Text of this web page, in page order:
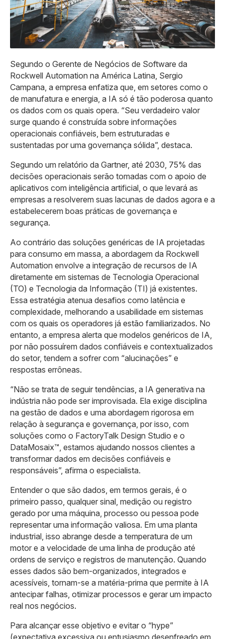
Segundo o Gerente de Negócios de Software da
Rockwell Automation na América Latina, Sergio
Campana, a empresa enfatiza que, em setores como o
de manufatura e energia, a IA só é tão poderosa quanto
os dados com os quais opera. “Seu verdadeiro valor
surge quando é construída sobre informações
operacionais confiáveis, bem estruturadas e
sustentadas por uma governança sólida”, destaca.
Segundo um relatório da Gartner, até 2030, 75% das
decisões operacionais serão tomadas com o apoio de
aplicativos com inteligência artificial, o que levará as
empresas a resolverem suas lacunas de dados agora e a
estabelecerem boas práticas de governança e
segurança.
Ao contrário das soluções genéricas de IA projetadas
para consumo em massa, a abordagem da Rockwell
Automation envolve a integração de recursos de IA
diretamente em sistemas de Tecnologia Operacional
(TO) e Tecnologia da Informação (TI) já existentes.
Essa estratégia atenua desafios como latência e
complexidade, melhorando a usabilidade em sistemas
com os quais os operadores já estão familiarizados. No
entanto, a empresa alerta que modelos genéricos de IA,
por não possuírem dados confiáveis e contextualizados
do setor, tendem a sofrer com “alucinações” e
respostas errôneas.
“Não se trata de seguir tendências, a IA generativa na
indústria não pode ser improvisada. Ela exige disciplina
na gestão de dados e uma abordagem rigorosa em
relação à segurança e governança, por isso, com
soluções como o FactoryTalk Design Studio e o
DataMosaix™, estamos ajudando nossos clientes a
transformar dados em decisões confiáveis e
responsáveis”, afirma o especialista.
Entender o que são dados, em termos gerais, é o
primeiro passo, qualquer sinal, medição ou registro
gerado por uma máquina, processo ou pessoa pode
representar uma informação valiosa. Em uma planta
industrial, isso abrange desde a temperatura de um
motor e a velocidade de uma linha de produção até
ordens de serviço e registros de manutenção. Quando
esses dados são bem-organizados, integrados e
acessíveis, tornam-se a matéria-prima que permite à IA
antecipar falhas, otimizar processos e gerar um impacto
real nos negócios.
Para alcançar esse objetivo e evitar o “hype”